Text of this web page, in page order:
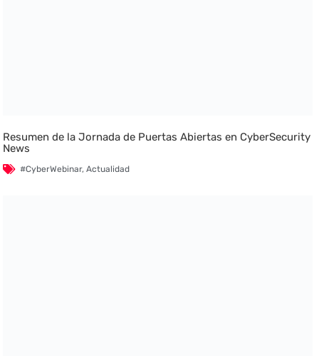
Resumen de la Jornada de Puertas Abiertas en CyberSecurity
News
#CyberWebinar,Actualidad